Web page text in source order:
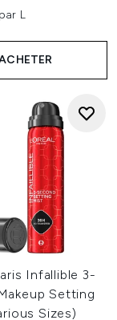
L
Infallible 3-
Setting
Sizes)